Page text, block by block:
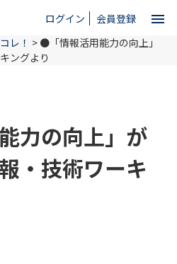
ログイン 会員登録 menu
レ！ > ●「情報活用能力の向上」
ングより
力の向上」が
・技術ワーキ